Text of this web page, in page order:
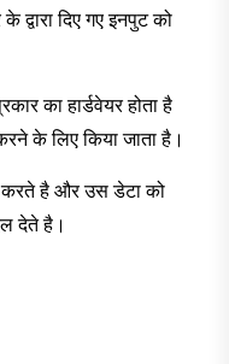
दिए गए इनपुट को
का हार्डवेयर होता है
के लिए किया जाता है।
करते है और उस डेटा को
देते है।